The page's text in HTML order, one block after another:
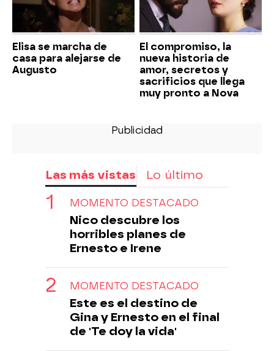
Elisa se marcha de
casa para alejarse de
Augusto
El compromiso, la
nueva historia de
amor, secretos y
sacrificios que llega
muy pronto a Nova
Las más vistas Lo último
MOMENTO DESTACADO
Nico descubre los
horribles planes de
Ernesto e Irene
MOMENTO DESTACADO
Este es el destino de
Gina y Ernesto en el final
de 'Te doy la vida'